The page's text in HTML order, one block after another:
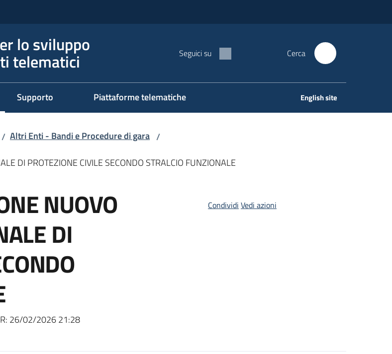
lo sviluppo
telematici Seguici su Cerca
Supporto Piattaforme telematiche English site
/ Altri Enti - Bandi e Procedure di gara /
DI PROTEZIONE CIVILE SECONDO STRALCIO FUNZIONALE
NUOVO
DI
26/02/2026 21:28
Condividi Vedi azioni